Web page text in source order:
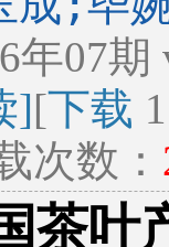
年07期
][下载
次数：
茶叶